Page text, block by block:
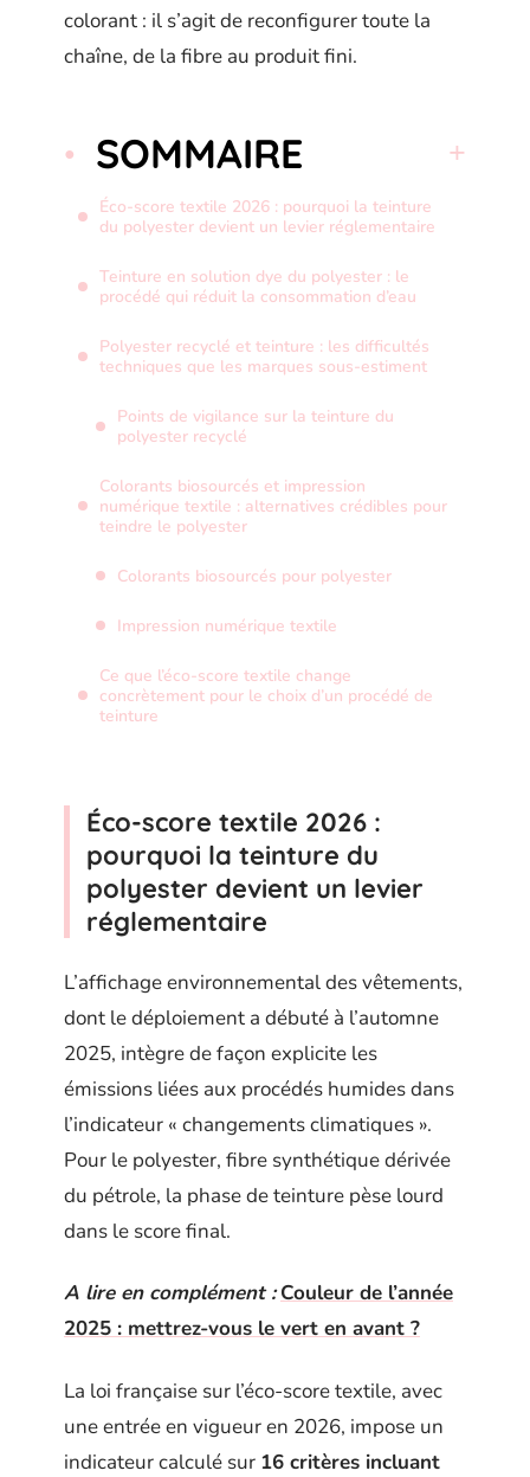
colorant : il s’agit de reconfigurer toute la
chaîne, de la fibre au produit fini.
SOMMAIRE
Éco-score textile 2026 : pourquoi la teinture
du polyester devient un levier réglementaire
Teinture en solution dye du polyester : le
procédé qui réduit la consommation d’eau
Polyester recyclé et teinture : les difficultés
techniques que les marques sous-estiment
Points de vigilance sur la teinture du
polyester recyclé
Colorants biosourcés et impression
numérique textile : alternatives crédibles pour
teindre le polyester
Colorants biosourcés pour polyester
Impression numérique textile
Ce que l’éco-score textile change
concrètement pour le choix d’un procédé de
teinture
Éco-score textile 2026 :
pourquoi la teinture du
polyester devient un levier
réglementaire
L’affichage environnemental des vêtements,
dont le déploiement a débuté à l’automne
2025, intègre de façon explicite les
émissions liées aux procédés humides dans
l’indicateur « changements climatiques ».
Pour le polyester, fibre synthétique dérivée
du pétrole, la phase de teinture pèse lourd
dans le score final.
A lire en complément : Couleur de l’année
2025 : mettrez-vous le vert en avant ?
La loi française sur l’éco-score textile, avec
une entrée en vigueur en 2026, impose un
indicateur calculé sur 16 critères incluant